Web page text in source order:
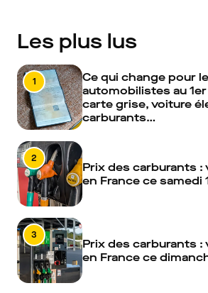
Les plus lus
1
Ce qui change pour
automobilistes au
carte grise, voiture
carburants…
2
Prix des carburants :
en France ce samedi
3
Prix des carburants :
en France ce